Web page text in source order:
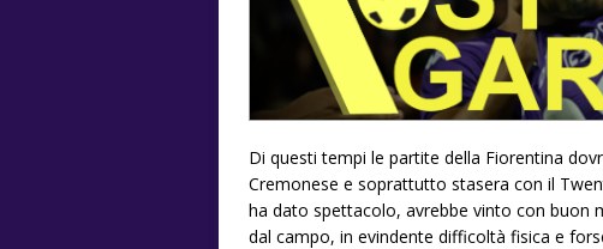
Di questi tempi le partite della Fiorentina
Cremonese e soprattutto stasera con il
ha dato spettacolo, avrebbe vinto con buon
dal campo, in evindente difficoltà fisica e